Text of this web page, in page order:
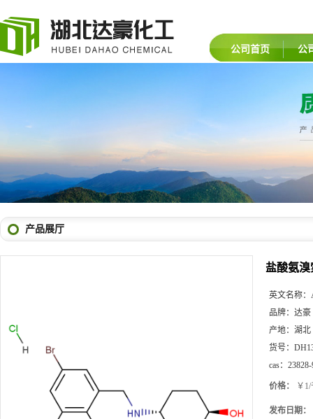
公司首页 公
产品展厅
盐酸氨溴
英文名称：
品牌： 达豪
产地： 湖北
货号：
cas：
价格： ￥
发布日期：